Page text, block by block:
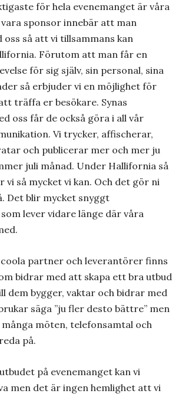
för hela evenemanget är våra
sponsor innebär att man
så att vi tillsammans kan
Förutom att man får en
för sig själv, sin personal, sina
så erbjuder vi en möjlighet för
träffa er besökare. Synas
oss får de också göra i all vår
Vi trycker, affischerar,
och publicerar mer och mer ju
juli månad. Under Hallifornia så
så mycket vi kan. Och det gör ni
Det blir mycket snyggt
lever vidare länge där våra
coola partner och leverantörer finns
bidrar med att skapa ett bra utbud
dem bygger, vaktar och bidrar med
säga ”ju fler desto bättre” men
möten, telefonsamtal och
på.
på evenemanget kan vi
men det är ingen hemlighet att vi